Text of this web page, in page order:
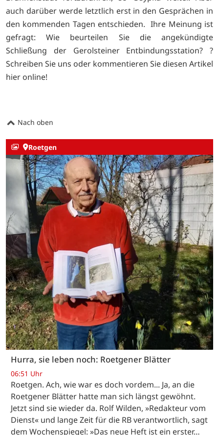
auch darüber werde letztlich erst in den Gesprächen in
den kommenden Tagen entschieden. Ihre Meinung ist
gefragt: Wie beurteilen Sie die angekündigte
Schließung der Gerolsteiner Entbindungsstation? ?
Schreiben Sie uns oder kommentieren Sie diesen Artikel
hier online!
Nach oben
Roetgen
Hurra, sie leben noch: Roetgener Blätter
06:51 Uhr
Roetgen. Ach, wie war es doch vordem... Ja, an die
Roetgener Blätter hatte man sich längst gewöhnt.
Jetzt sind sie wieder da. Rolf Wilden, »Redakteur vom
Dienst« und lange Zeit für die RB verantwortlich, sagt
dem Wochenspiegel: »Das neue Heft ist ein erster…